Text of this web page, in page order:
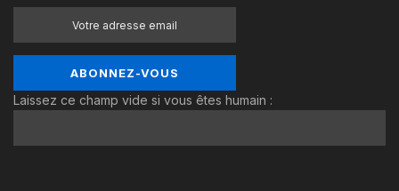
Laissez ce champ vide si vous êtes humain :